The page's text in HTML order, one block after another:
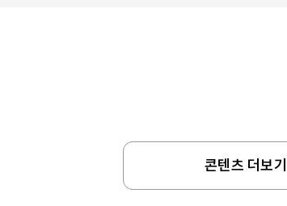
콘텐츠 더보기